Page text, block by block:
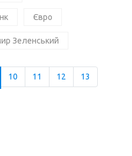
Євро
Зеленський
10 11 12 13